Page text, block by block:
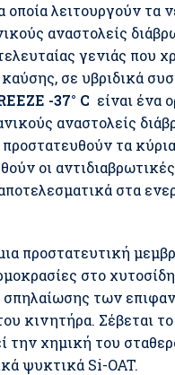
οποία λειτουργούν τα
αναστολείς
γενιάς που
σε υβριδικά
-37° C είναι ένα
αναστολείς
τα
οι
στα
προστατευτική
στο
των
κινητήρα. Σέβεται
χημική του
ψυκτικά Si-OAT.